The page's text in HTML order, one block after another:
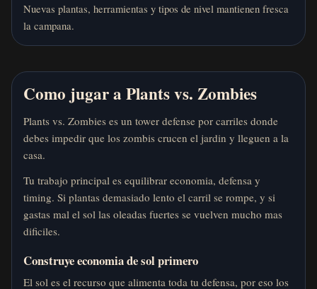
Nuevas plantas, herramientas y tipos de nivel mantienen fresca
la campana.
Como jugar a Plants vs. Zombies
Plants vs. Zombies es un tower defense por carriles donde
debes impedir que los zombis crucen el jardin y lleguen a la
casa.
Tu trabajo principal es equilibrar economia, defensa y
timing. Si plantas demasiado lento el carril se rompe, y si
gastas mal el sol las oleadas fuertes se vuelven mucho mas
dificiles.
Construye economia de sol primero
El sol es el recurso que alimenta toda tu defensa, por eso los